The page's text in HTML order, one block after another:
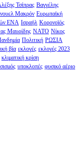
Τσίπρας Βαγγέλης
Μακρόν Ευρωπαϊκή
ΕΝΑ Ισραήλ Κορονοϊός
Μαυρίδης ΝΑΤΟ Νίκος
Πολιτική ΡΩΣΙΑ
βία εκλογές εκλογές 2023
κλιματική κρίση
υποκλοπές φυσικό αέριο